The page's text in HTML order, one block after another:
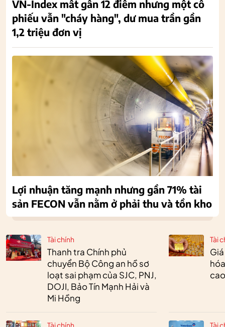
Tài chính
Thanh tra Chính phủ
chuyển Bộ Công an hồ sơ
loạt sai phạm của SJC, PNJ,
DOJI, Bảo Tín Mạnh Hải và
Mi Hồng
Tài chính
Tài
Tài
VN-Index mất gần 12 điểm nhưng một cổ
phiếu vẫn "cháy hàng", dư mua trần gần
1,2 triệu đơn vị
Lợi nhuận tăng mạnh nhưng gần 71% tài
sản FECON vẫn nằm ở phải thu và tồn kho